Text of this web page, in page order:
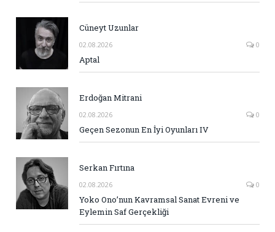
Cüneyt Uzunlar
02.08.2026 0
Aptal
Erdoğan Mitrani
02.08.2026 0
Geçen Sezonun En İyi Oyunları IV
Serkan Fırtına
02.08.2026 0
Yoko Ono’nun Kavramsal Sanat Evreni ve
Eylemin Saf Gerçekliği